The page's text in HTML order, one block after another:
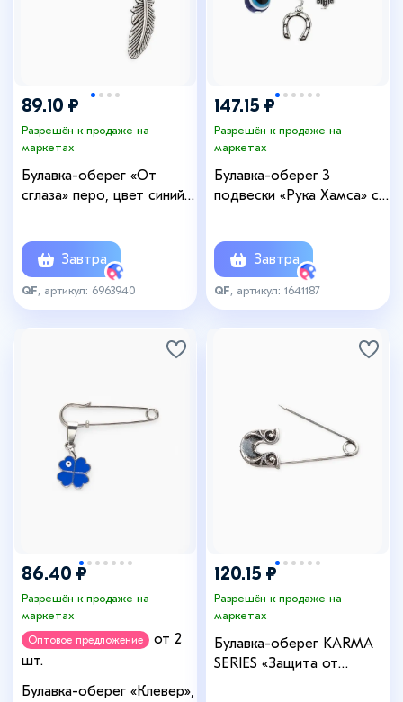
89.10 ₽
Разрешён к продаже на
маркетах
Булавка-оберег «От
сглаза» перо, цвет синий в
Завтра
QF , артикул: 6963940
147.15 ₽
Разрешён к продаже на
маркетах
Булавка-оберег 3
подвески «Рука Хамса» с
Завтра
QF , артикул: 1641187
86.40 ₽
Разрешён к продаже на
маркетах
Оптовое предложение
от 2
шт.
Булавка-оберег «Клевер»,
120.15 ₽
Разрешён к продаже на
маркетах
Булавка-оберег KARMA
SERIES «Защита от